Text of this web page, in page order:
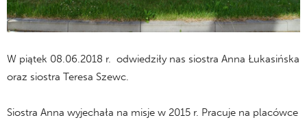
W piątek 08.06.2018 r. odwiedziły nas siostra Anna Łukasińska
oraz siostra Teresa Szewc.
Siostra Anna wyjechała na misje w 2015 r. Pracuje na placówce